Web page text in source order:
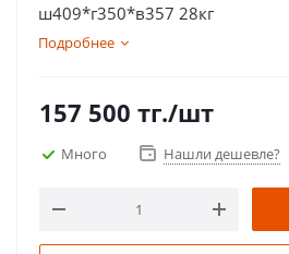
ш409*г350*в357 28кг
Подробнее
157 500 тг./шт
Много Нашли дешевле?